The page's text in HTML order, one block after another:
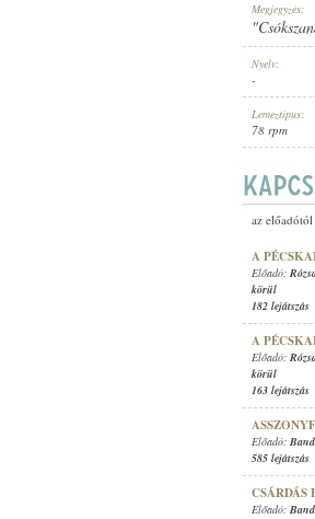
ELŐADÓ:
Megjegyzés:
Nyelv:
-
Lemeztípus:
78 rpm
az előadótól
A
Előadó:
körül
182 lejátszás
A
Előadó:
körül
163 lejátszás
Előadó:
585 lejátszás
CSÁRDÁS
Előadó: